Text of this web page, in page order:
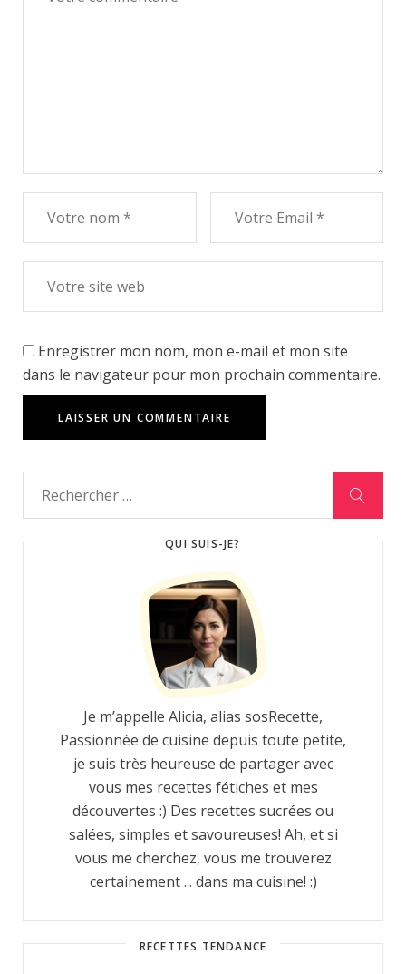
Enregistrer mon nom, mon e-mail et mon site
dans le navigateur pour mon prochain commentaire.
QUI SUIS-JE?
Je m’appelle Alicia, alias sosRecette,
Passionnée de cuisine depuis toute petite,
je suis très heureuse de partager avec
vous mes recettes fétiches et mes
découvertes :) Des recettes sucrées ou
salées, simples et savoureuses! Ah, et si
vous me cherchez, vous me trouverez
certainement ... dans ma cuisine! :)
RECETTES TENDANCE